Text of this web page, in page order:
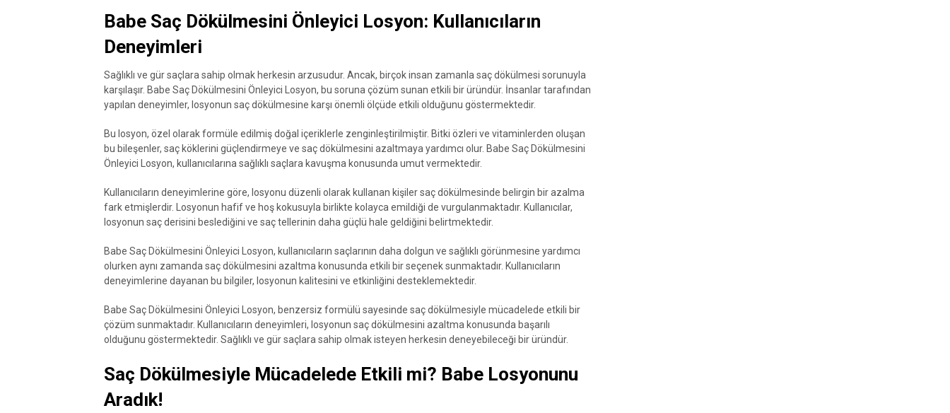
Babe Saç Dökülmesini Önleyici Losyon: Kullanıcıların
Deneyimleri
Sağlıklı ve gür saçlara sahip olmak herkesin arzusudur. Ancak, birçok insan zamanla saç dökülmesi sorunuyla
karşılaşır. Babe Saç Dökülmesini Önleyici Losyon, bu soruna çözüm sunan etkili bir üründür. İnsanlar tarafından
yapılan deneyimler, losyonun saç dökülmesine karşı önemli ölçüde etkili olduğunu göstermektedir.
Bu losyon, özel olarak formüle edilmiş doğal içeriklerle zenginleştirilmiştir. Bitki özleri ve vitaminlerden oluşan
bu bileşenler, saç köklerini güçlendirmeye ve saç dökülmesini azaltmaya yardımcı olur. Babe Saç Dökülmesini
Önleyici Losyon, kullanıcılarına sağlıklı saçlara kavuşma konusunda umut vermektedir.
Kullanıcıların deneyimlerine göre, losyonu düzenli olarak kullanan kişiler saç dökülmesinde belirgin bir azalma
fark etmişlerdir. Losyonun hafif ve hoş kokusuyla birlikte kolayca emildiği de vurgulanmaktadır. Kullanıcılar,
losyonun saç derisini beslediğini ve saç tellerinin daha güçlü hale geldiğini belirtmektedir.
Babe Saç Dökülmesini Önleyici Losyon, kullanıcıların saçlarının daha dolgun ve sağlıklı görünmesine yardımcı
olurken aynı zamanda saç dökülmesini azaltma konusunda etkili bir seçenek sunmaktadır. Kullanıcıların
deneyimlerine dayanan bu bilgiler, losyonun kalitesini ve etkinliğini desteklemektedir.
Babe Saç Dökülmesini Önleyici Losyon, benzersiz formülü sayesinde saç dökülmesiyle mücadelede etkili bir
çözüm sunmaktadır. Kullanıcıların deneyimleri, losyonun saç dökülmesini azaltma konusunda başarılı
olduğunu göstermektedir. Sağlıklı ve gür saçlara sahip olmak isteyen herkesin deneyebileceği bir üründür.
Saç Dökülmesiyle Mücadelede Etkili mi? Babe Losyonunu
Aradık!